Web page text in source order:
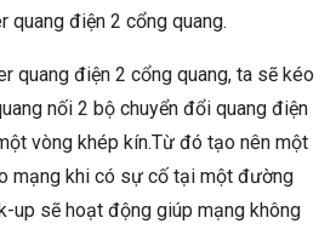
quang điện 2 cổng quang.
quang điện 2 cổng quang, ta sẽ kéo
nối 2 bộ chuyển đổi quang điện
vòng khép kín.Từ đó tạo nên một
mạng khi có sự cố tại một đường
up sẽ hoạt động giúp mạng không